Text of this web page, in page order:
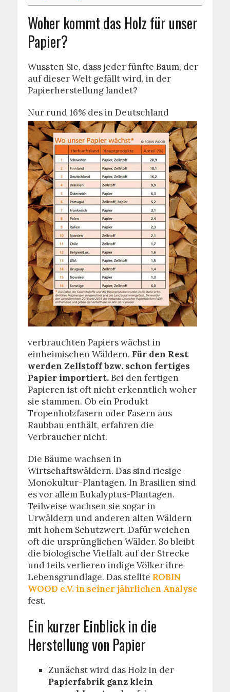
Woher kommt das Holz für unser
Papier?
Wussten Sie, dass jeder fünfte Baum, der
auf dieser Welt gefällt wird, in der
Papierherstellung landet?
Nur rund 16% des in Deutschland
verbrauchten Papiers wächst in
einheimischen Wäldern. Für den Rest
werden Zellstoff bzw. schon fertiges
Papier importiert.Bei den fertigen
Papieren ist oft nicht erkenntlich woher
sie stammen. Ob ein Produkt
Tropenholzfasern oder Fasern aus
Raubbau enthält, erfahren die
Verbraucher nicht.
Die Bäume wachsen in
Wirtschaftswäldern. Das sind riesige
Monokultur-Plantagen. In Brasilien sind
es vor allem Eukalyptus-Plantagen.
Teilweise wachsen sie sogar in
Urwäldern und anderen alten Wäldern
mit hohem Schutzwert. Dafür weichen
oft die ursprünglichen Wälder. So bleibt
die biologische Vielfalt auf der Strecke
und teils verlieren indige Völker ihre
Lebensgrundlage. Das stellte ROBIN
WOOD e.V. in seiner jährlichen Analyse
fest.
Ein kurzer Einblick in die
Herstellung von Papier
Zunächst wird das Holz in der
Papierfabrik ganz klein